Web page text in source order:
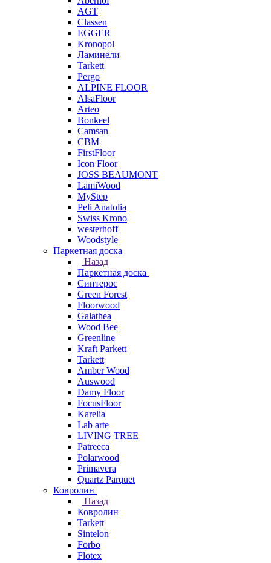
AGT
Classen
EGGER
Kronopol
Ламинели
Tarkett
Pergo
ALPINE FLOOR
AlsaFloor
Arteo
Bonkeel
Camsan
CBM
FirstFloor
Icon Floor
JOSS BEAUMONT
LamiWood
MyStep
Peli Anatolia
Swiss Krono
westerhoff
Woodstyle
Паркетная доска
Назад
Паркетная доска
Синтерос
Green Forest
Floorwood
Galathea
Wood Bee
Greenline
Kraft Parkett
Tarkett
Amber Wood
Auswood
Damy Floor
FocusFloor
Karelia
Lab arte
LIVING TREE
Patreeca
Polarwood
Primavera
Quartz Parquet
Ковролин
Назад
Ковролин
Tarkett
Sintelon
Forbo
Flotex